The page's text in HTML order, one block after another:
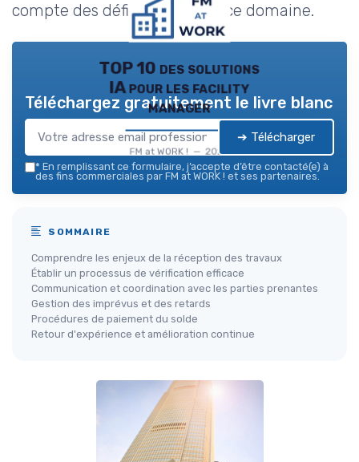
compte des défis uniques de ce domaine.
TOP 10 des solutions
IA pour les facility
manager
FM at WORK ! — 2026
Téléchargez gratuitement le livre blanc
➔ Télécharger
* En remplissant ce formulaire, j’accepte d’être contacté(e) à
des fins commerciales par FM at WORK ! et ses partenaires.
SOMMAIRE
Comprendre les enjeux de la réception des travaux
Établir un processus de vérification efficace
Communication et coordination avec les parties prenantes
Gestion des imprévus et des retards
Procédures de paiement du solde
Retour d'expérience et amélioration continue